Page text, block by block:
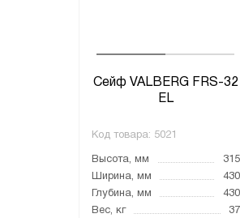
Сейф VALBERG FRS-32
EL
Код товара: 5021
Высота, мм
315
Ширина, мм
430
Глубина, мм
430
Вес, кг
37